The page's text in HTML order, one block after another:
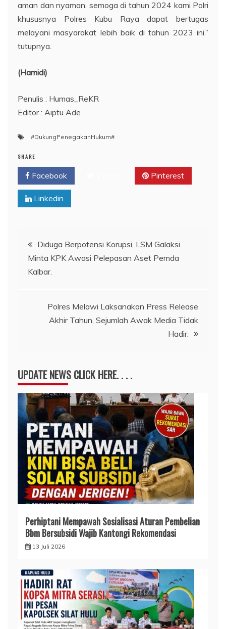
aman dan nyaman, semoga di tahun 2024 kami Polri
khususnya Polres Kubu Raya dapat bertugas
melayani masyarakat lebih baik di tahun 2023 ini.”
tutupnya.
(Hamidi)
Penulis : Humas_ReKR
Editor : Aiptu Ade
#DukungPenegakanHukum#
SHARE
Facebook Pinterest
Linkedin
Navigasi
pos
Diduga Berpotensi Korupsi, LSM Galaksi
Minta KPK Awasi Pelepasan Aset Pemda
Kalbar.
Polres Melawi Laksanakan Press Release
Akhir Tahun, Sejumlah Awak Media Tidak
Hadir.
UPDATE NEWS CLICK HERE. . . .
Perhiptani Mempawah Sosialisasi Aturan Pembelian
Bbm Bersubsidi Wajib Kantongi Rekomendasi
13 Juli 2026